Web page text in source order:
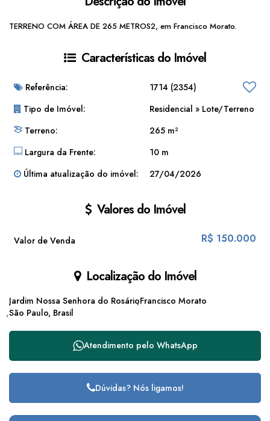
TERRENO COM ÁREA DE 265 METROS2, em Francisco Morato.
Características do Imóvel
Referência: 1714 (2354)
Tipo de Imóvel:
Residencial » Lote/Terreno
Terreno:
265 m²
Largura da Frente:
10 m
Última atualização do imóvel:
27/04/2026
Valores do Imóvel
R$ 150.000
Valor de Venda
Localização do Imóvel
Jardim Nossa Senhora do RosárioFrancisco Morato
São Paulo, Brasil
Atendimento pelo WhatsApp
Dúvidas? Nós ligamos!